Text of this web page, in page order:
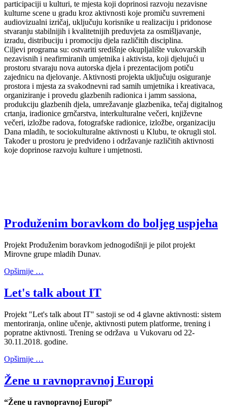
participaciji u kulturi, te mjesta koji doprinosi razvoju nezavisne
kulturne scene u gradu kroz aktivnosti koje promiču suvremeni
audiovizualni izričaj, uključuju korisnike u realizaciju i pridonose
stvaranju stabilnijih i kvalitetnijih preduvjeta za osmišljavanje,
izradu, distribuciju i promociju djela različitih disciplina.
Ciljevi programa su: ostvariti središnje okupljalište vukovarskih
nezavisnih i neafirmiranih umjetnika i aktivista, koji djelujući u
prostoru stvaraju nova autorska djela i prezentacijom potiču
zajednicu na djelovanje. Aktivnosti projekta uključuju osiguranje
prostora i mjesta za svakodnevni rad samih umjetnika i kreativaca,
organiziranje i provedu glazbenih radionica i jamm sassiona,
produkciju glazbenih djela, umrežavanje glazbenika, tečaj digitalnog
crtanja, iradionice grnčarstva, interkulturalne večeri, književne
večeri, izložbe radova, fotografske radionice, izložbe, organizaciju
Dana mladih, te sociokulturalne aktivnosti u Klubu, te okrugli stol.
Također u prostoru je predviđeno i održavanje različitih aktivnosti
koje doprinose razvoju kulture i umjetnosti.
Produženim boravkom do boljeg uspjeha
Projekt Produženim boravkom jednogodišnji je pilot projekt
Mirovne grupe mladih Dunav.
Opširnije …
Let's talk about IT
Projekt "Let's talk about IT" sastoji se od 4 glavne aktivnosti: sistem
mentoriranja, online učenje, aktivnosti putem platforme, trening i
popratne aktivnosti. Trening se održava u Vukovaru od 22-
30.11.2018. godine.
Opširnije …
Žene u ravnopravnoj Europi
“Žene u ravnopravnoj Europi”